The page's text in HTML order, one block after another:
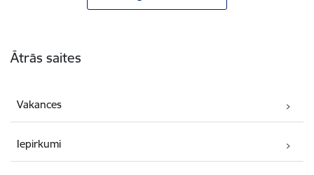
Ātrās saites
Vakances
Iepirkumi